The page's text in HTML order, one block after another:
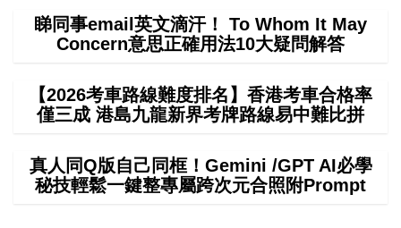
睇同事email英文滴汗！ To Whom It May
Concern意思正確用法10大疑問解答
【2026考車路線難度排名】香港考車合格率
僅三成 港島九龍新界考牌路線易中難比拼
真人同Q版自己同框！Gemini /GPT AI必學
秘技輕鬆一鍵整專屬跨次元合照附Prompt